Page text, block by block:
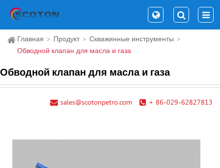
Главная Продукт
Скважинные инструменты
Обводной клапан для масла и газа
Обводной клапан для масла и газа
+ 86-029-62827813
sales@scotonpetro.com